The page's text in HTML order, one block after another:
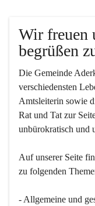
Wir freuen
begrüßen
Die Gemeinde
verschiedensten
Amtsleiterin sowie
Rat und Tat zur
unbürokratisch und
Auf unserer Seite
zu folgenden
- Allgemeine und